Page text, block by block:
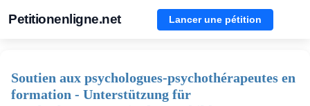
Petitionenligne.net Lancer une pétition
Soutien aux psychologues-psychothérapeutes en
formation - Unterstützung für